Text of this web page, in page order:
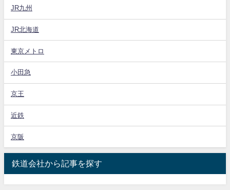
JR九州
JR北海道
東京メトロ
小田急
京王
近鉄
京阪
鉄道会社から記事を探す